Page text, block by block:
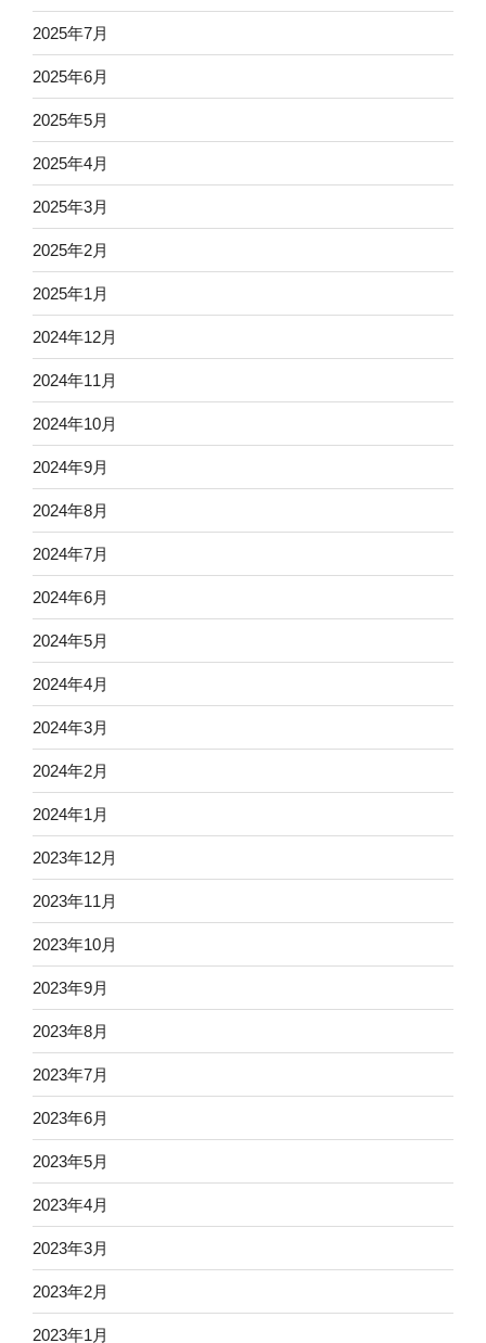
2025年7月
2025年6月
2025年5月
2025年4月
2025年3月
2025年2月
2025年1月
2024年12月
2024年11月
2024年10月
2024年9月
2024年8月
2024年7月
2024年6月
2024年5月
2024年4月
2024年3月
2024年2月
2024年1月
2023年12月
2023年11月
2023年10月
2023年9月
2023年8月
2023年7月
2023年6月
2023年5月
2023年4月
2023年3月
2023年2月
2023年1月